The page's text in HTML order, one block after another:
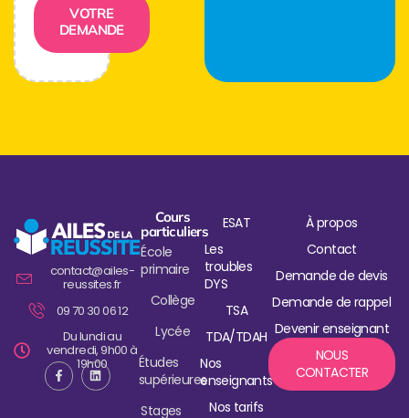
VOTRE
DEMANDE
contact@ailes-
reussites.fr
09 70 30 06 12
Du lundi au
vendredi, 9h00 à
19h00
Cours
particuliers
École
primaire
Collège
Lycée
Études
supérieures
Stages
ESAT
Les
troubles
DYS
TSA
TDA/TDAH
Nos
enseignants
Nos tarifs
À propos
Contact
Demande de devis
Demande de rappel
Devenir enseignant
NOUS
CONTACTER